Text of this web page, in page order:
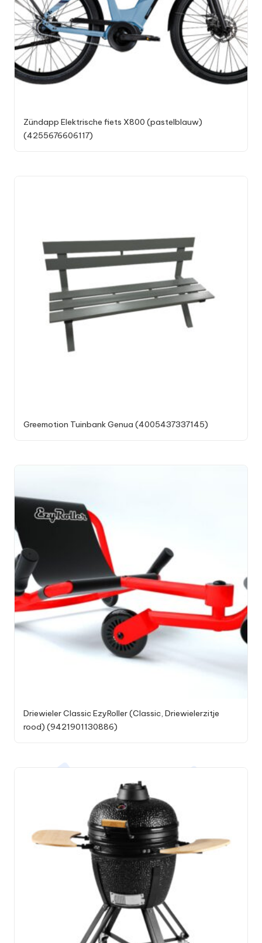
Zündapp Elektrische fiets X800 (pastelblauw)
(4255676606117)
Greemotion Tuinbank Genua (4005437337145)
Driewieler Classic EzyRoller (Classic, Driewielerzitje
rood) (9421901130886)